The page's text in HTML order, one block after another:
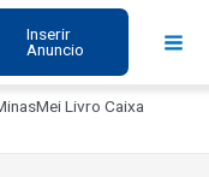
Inserir
Anuncio
Livro Caixa